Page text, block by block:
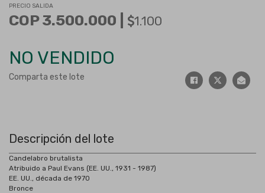
PRECIO SALIDA
COP 3.500.000 | 1.100
NO VENDIDO
Comparta este lote
Descripción del lote
Candelabro brutalista
Atribuido a Paul Evans (EE. UU., 1931 - 1987)
EE. UU., década de 1970
Bronce